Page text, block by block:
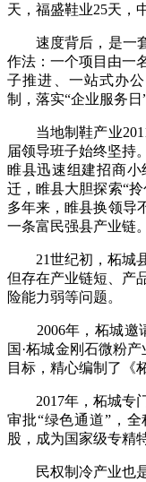
天，福盛鞋业25天，
速度背后，是一套
作法：一个项目由一
子推进、一站式办
制，落实“企业服务日
当地制鞋产业2011
届领导班子始终坚持
睢县迅速组建招商小
迁，睢县大胆探索“
多年来，睢县换领导
一条富民强县产业链。
21世纪初，柘城县
但存在产业链短、产
险能力弱等问题。
2006年，柘城邀请
国·柘城金刚石微粉
目标，精心编制了《
2017年，柘城专门
审批“绿色通道”，
股，成为国家级专精
民权制冷产业也是